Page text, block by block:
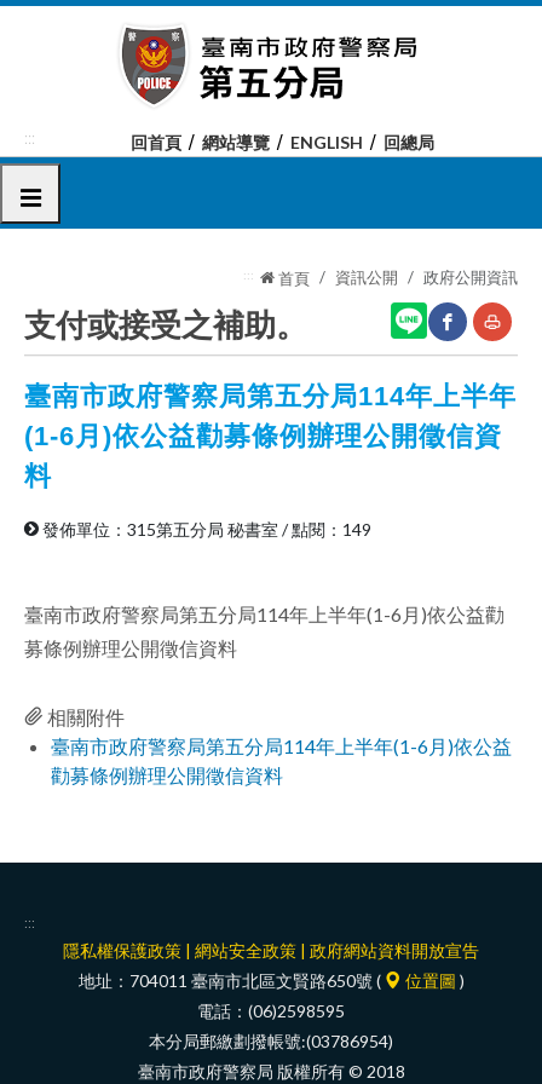
跳
容
塊
::: 回首頁 網站導覽 ENGLISH 回總局
選單
::: 首頁 資訊公開 政府公開資訊
支付或接受之補助。
網
站
友
善
臺南市政府警察局第五分局114年上半年
(1-6月)依公益勸募條例辦理公開徵信資
料
發佈單位：315第五分局 秘書室 /點閱：149
臺南市政府警察局第五分局114年上半年(1-6月)依公益勸
募條例辦理公開徵信資料
相關附件
臺南市政府警察局第五分局114年上半年(1-6月)依公益
勸募條例辦理公開徵信資料
:::
隱私權保護政策 | 網站安全政策 | 政府網站資料開放宣告
地址：704011 臺南市北區文賢路650號 (
位置圖 )
電話：(06)2598595
本分局郵繳劃撥帳號:(03786954)
臺南市政府警察局 版權所有 © 2018